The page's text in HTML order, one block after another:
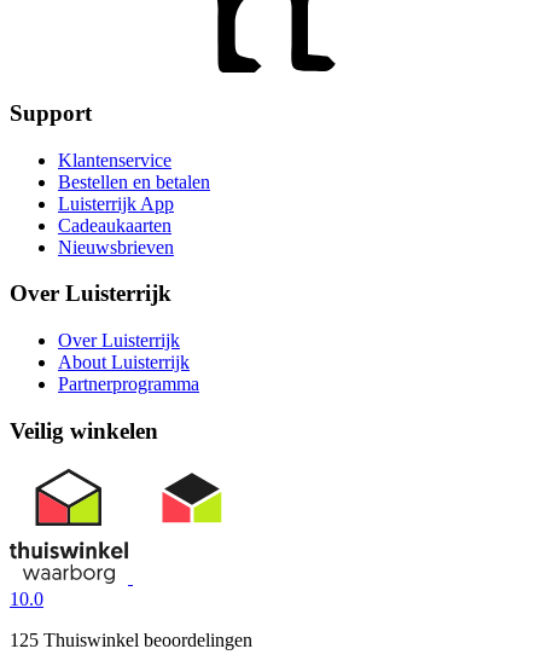
Support
Klantenservice
Bestellen en betalen
Luisterrijk App
Cadeaukaarten
Nieuwsbrieven
Over Luisterrijk
Over Luisterrijk
About Luisterrijk
Partnerprogramma
Veilig winkelen
10.0
125 Thuiswinkel beoordelingen